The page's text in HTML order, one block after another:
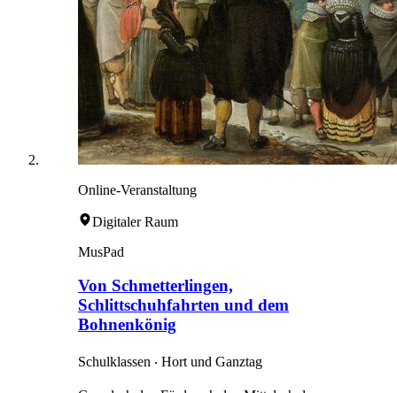
Online-Veranstaltung
Digitaler Raum
MusPad
Von Schmetterlingen,
Schlittschuhfahrten und dem
Bohnenkönig
Schulklassen ‧ Hort und Ganztag